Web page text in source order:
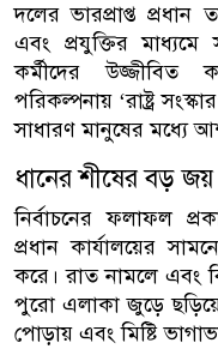
দলের ভারপ্রাপ্ত প্রধান
এবং প্রযুক্তির
কর্মীদের উজ্জীবিত
পরিকল্পনায় ‘রাষ্ট্র
সাধারণ মানুষের মধ্যে
ধানের শীষের বড়
নির্বাচনের ফলাফল
প্রধান কার্যালয়ের
করে। রাত নামলে এবং
পুরো এলাকা জুড়ে
পোড়ায় এবং মিষ্টি